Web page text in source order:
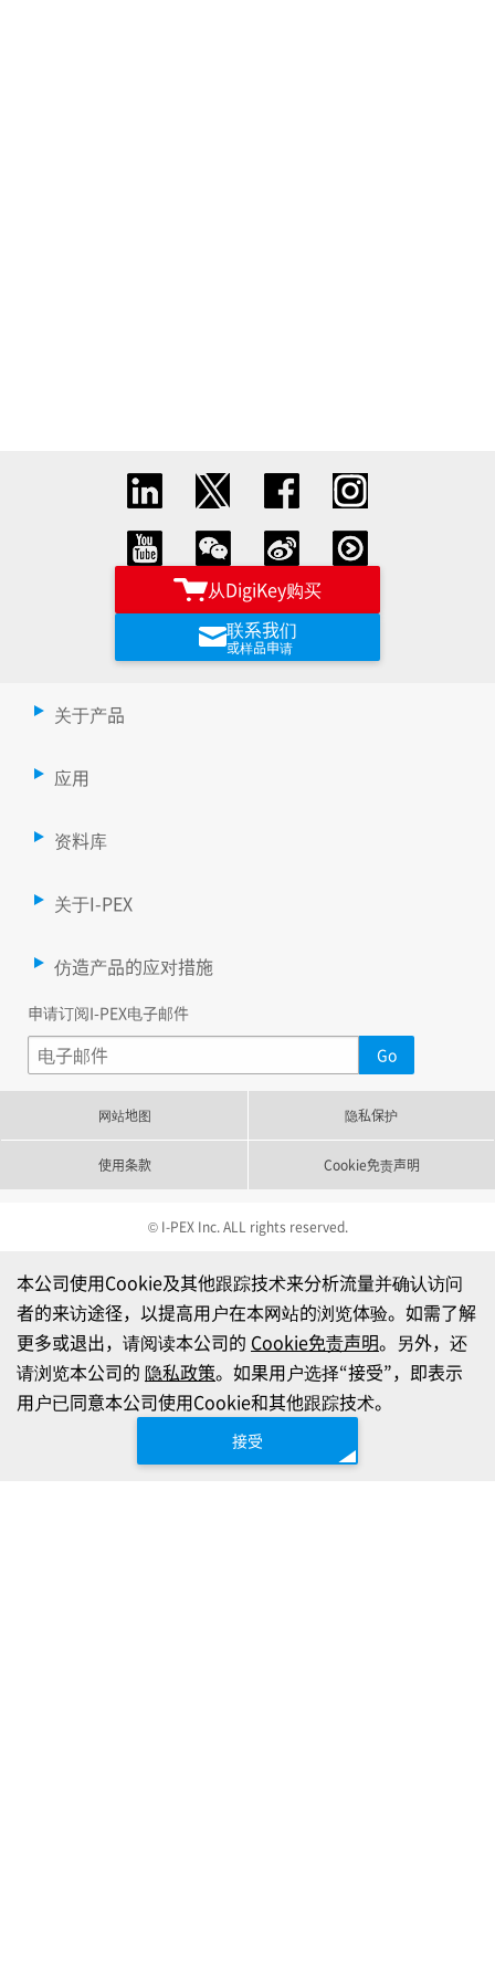
从DigiKey购买
联系我们
或样品申请
关于产品
应用
资料库
关于I-PEX
仿造产品的应对措施
申请订阅I-PEX电子邮件
网站地图 隐私保护
使用条款 Cookie免责声明
© I-PEX Inc. ALL rights reserved.
本公司使用Cookie及其他跟踪技术来分析流量并确认访问
者的来访途径，以提高用户在本网站的浏览体验。如需了解
更多或退出，请阅读本公司的 Cookie免责声明。另外，还
请浏览本公司的 隐私政策。如果用户选择“接受”，即表示
用户已同意本公司使用Cookie和其他跟踪技术。
接受